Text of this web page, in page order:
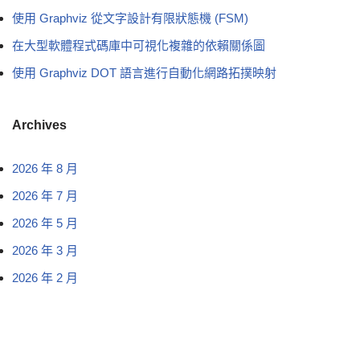
使用 Graphviz 從文字設計有限狀態機 (FSM)
在大型軟體程式碼庫中可視化複雜的依賴關係圖
使用 Graphviz DOT 語言進行自動化網路拓撲映射
Archives
2026 年 8 月
2026 年 7 月
2026 年 5 月
2026 年 3 月
2026 年 2 月